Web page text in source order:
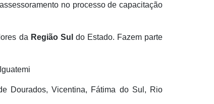
no processo de capacitação
da Região Sul do Estado. Fazem parte
Dourados, Vicentina, Fátima do Sul, Rio